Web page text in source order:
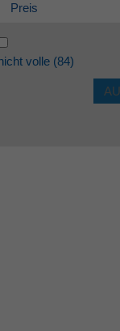
Preis
volle(84)